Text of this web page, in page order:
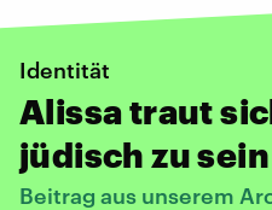
Identität
Alissa traut
jüdisch zu sein
Beitrag aus unserem